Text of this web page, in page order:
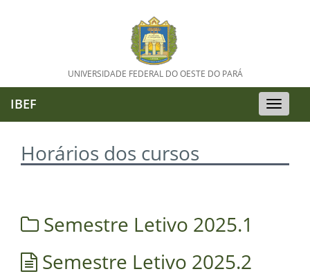
UNIVERSIDADE FEDERAL DO OESTE DO PARÁ
Toggle
IBEF
Horários dos cursos
Semestre Letivo 2025.1
Semestre Letivo 2025.2